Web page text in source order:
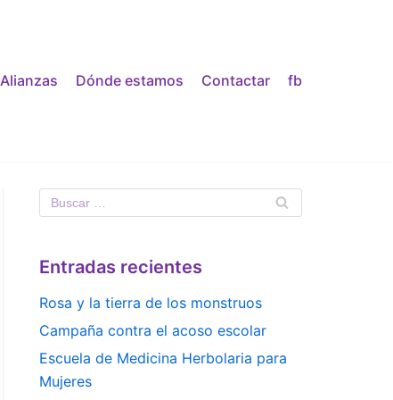
Alianzas Dónde estamos Contactar fb
Entradas recientes
Rosa y la tierra de los monstruos
Campaña contra el acoso escolar
Escuela de Medicina Herbolaria para
Mujeres